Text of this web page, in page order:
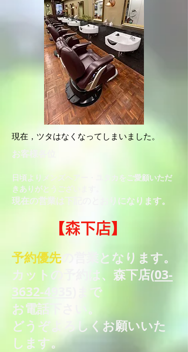
​現在，ツタはなくなってしまいました。
お客様各位​
日頃よりメンズヘアー・ユタカをご愛顧いただ
きありがとうございます。
現在の営業は下記のとおりになります。
【森下店】
予約優先の営業となります。
カットの予約は、森下店(03-
3632-4935
)まで
お電話下さい。
​どうぞよろしくお願いいた
します。